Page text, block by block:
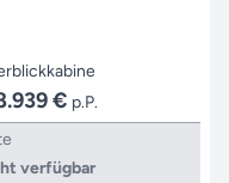
€ p.P.
verfügbar